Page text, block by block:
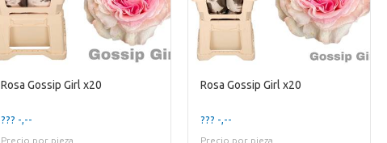
Rosa Gossip Girl x20
??? -,--
Precio por pieza
Rosa Gossip Girl x20
??? -,--
Precio por pieza